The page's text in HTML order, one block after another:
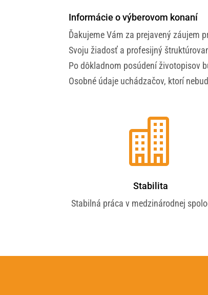
Informácie o výberovom konaní
Ďakujeme Vám za prejavený záujem
Svoju žiadosť a profesijný
Po dôkladnom posúdení životopisov
Osobné údaje uchádzačov, ktorí

Stabilita
Stabilná práca v medzinárodnej